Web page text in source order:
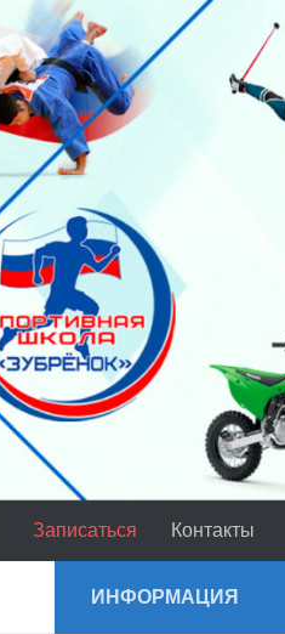
Записаться Контакты
ИНФОРМАЦИЯ